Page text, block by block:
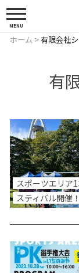
MENU
ホーム >有限会社
有
スポーツエリア
スティバル開催！